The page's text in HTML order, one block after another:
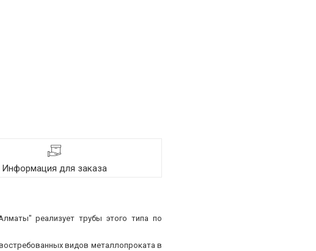
Информация для заказа
реализует трубы этого типа по
видов металлопроката в